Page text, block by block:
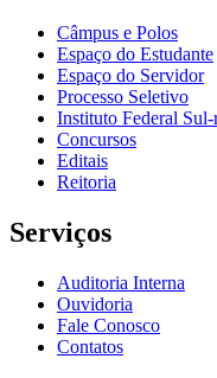
Câmpus e Polos
Espaço do Estudante
Espaço do Servidor
Processo Seletivo
Instituto Federal
Concursos
Editais
Reitoria
Serviços
Auditoria Interna
Ouvidoria
Fale Conosco
Contatos